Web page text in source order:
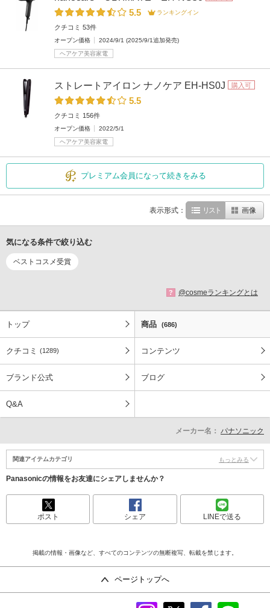
5.5 ランキングイン
クチコミ 53件
オープン価格
2024/9/1 (2025/9/1追加発売)
ヘアケア美容家電
ストレートアイロン ナノケア EH-HS0J 購入可
5.5
クチコミ 156件
オープン価格
2022/5/1
ヘアケア美容家電
プレミアム会員になって続きをみる
表示形式： リスト 画像
気になる条件で絞り込む
ベストコスメ受賞
? @cosmeランキングとは
トップ 商品 (686)
クチコミ (1289) コンテンツ
ブランド公式 ブログ
Q&A
メーカー名： パナソニック
関連アイテムカテゴリ もっとみる
Panasonicの情報をお友達にシェアしませんか？
ポスト シェア LINEで送る
掲載の情報・画像など、すべてのコンテンツの無断複写、転載を禁じます。
ページトップへ